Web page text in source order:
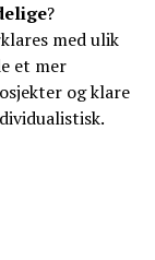
?
med ulik
et mer
og klare